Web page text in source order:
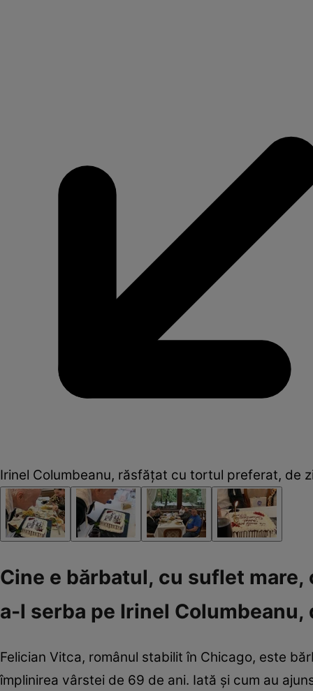
Irinel Columbeanu, răsfățat cu tortul preferat, de
Cine e bărbatul, cu suflet
a-l serba pe Irinel
Felician Vitca, românul stabilit în Chicago, este
împlinirea vârstei de 69 de ani. Iată și cum au